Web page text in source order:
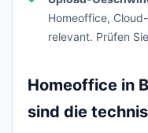
Homeoffice,
relevant. Prüfen
Homeoffice in
sind die